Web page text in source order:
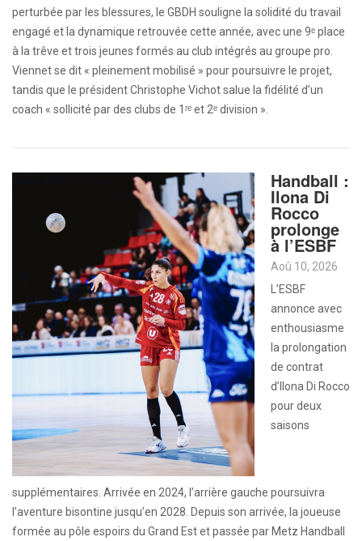
perturbée par les blessures, le GBDH souligne la solidité du travail
engagé et la dynamique retrouvée cette année, avec une 9ᵉ place
à la trêve et trois jeunes formés au club intégrés au groupe pro.
Viennet se dit « pleinement mobilisé » pour poursuivre le projet,
tandis que le président Christophe Vichot salue la fidélité d’un
coach « sollicité par des clubs de 1ʳᵉ et 2ᵉ division ».
Handball :
Ilona Di
Rocco
prolonge
à l’ESBF
Aoû 10, 2026
L’ESBF
annonce avec
enthousiasme
la prolongation
de contrat
d’Ilona Di Rocco
pour deux
saisons
supplémentaires. Arrivée en 2024, l’arrière gauche poursuivra
l’aventure bisontine jusqu’en 2028. Depuis son arrivée, la joueuse
formée au pôle espoirs du Grand Est et passée par Metz Handball